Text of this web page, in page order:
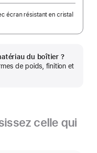
écran résistant en cristal
du boîtier ?
de poids, finition et
celle qui